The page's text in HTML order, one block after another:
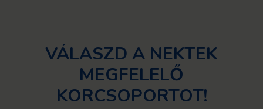
VÁLASZD A NEKTEK
MEGFELELŐ
KORCSOPORTOT!